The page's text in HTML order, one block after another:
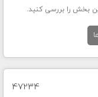
بخش را بررسی کنید.
47234